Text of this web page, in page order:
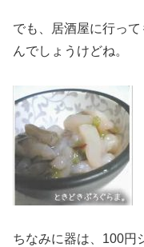
でも、居酒屋に行っ
んでしょうけどね。
ちなみに器は、100円